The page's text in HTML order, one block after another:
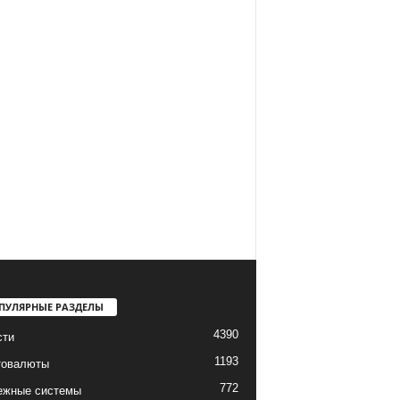
РАЗДЕЛЫ
4390
1193
системы 772